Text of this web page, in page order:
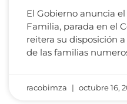
El Gobierno anuncia
Familia, parada en el
reitera su disposición
de las familias
racobimza octubre 16,